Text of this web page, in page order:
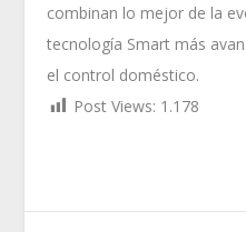
combinan lo mejor de la
tecnología Smart más
el control doméstico.
Post Views: 1.178